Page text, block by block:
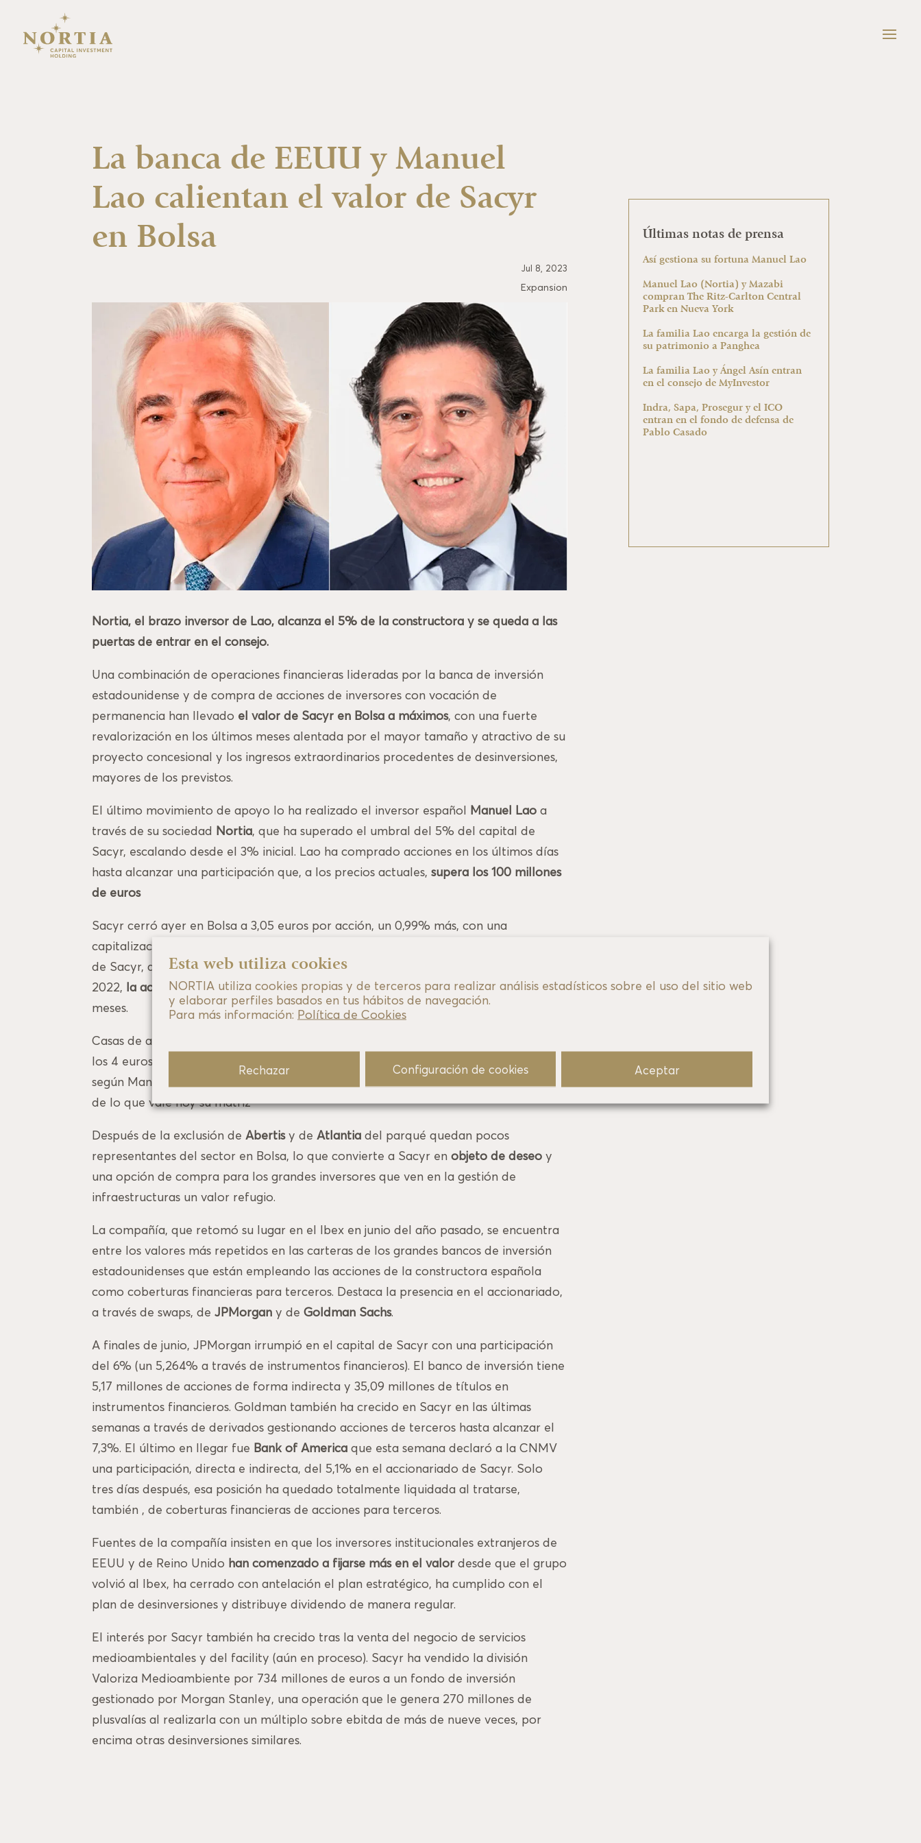
La banca de EEUU y Manuel
Lao calientan el valor de Sacyr
en Bolsa
Jul 8, 2023
Expansion
Nortia, el brazo inversor de Lao, alcanza el 5% de la constructora y se queda a las
puertas de entrar en el consejo.
Una combinación de operaciones financieras lideradas por la banca de inversión
estadounidense y de compra de acciones de inversores con vocación de
permanencia han llevado el valor de Sacyr en Bolsa a máximos, con una fuerte
revalorización en los últimos meses alentada por el mayor tamaño y atractivo de su
proyecto concesional y los ingresos extraordinarios procedentes de desinversiones,
mayores de los previstos.
El último movimiento de apoyo lo ha realizado el inversor español Manuel Lao a
través de su sociedad Nortia, que ha superado el umbral del 5% del capital de
Sacyr, escalando desde el 3% inicial. Lao ha comprado acciones en los últimos días
hasta alcanzar una participación que, a los precios actuales,supera los 100 millones
de euros
Sacyr cerró ayer en Bolsa a 3,05 euros por acción, un 0,99% más, con una
capitalización de 2.089 millones de euros. Desde que
de Sacyr, anunció el plan de desinversiones parcialmente ejecutado, en octubre de
2022, la acción se ha revalorizado un 50%. Hoy vale un euro más que hace 10
meses.
Casas de análisis como CaixaBank sitúan el precio objetivo de Sacyr por encima de
los 4 euros por acción, fruto del potencial de su división de concesiones cuyo valor,
según Manrique, alcanzará los 3.700 millones de euros en 2025, 1.700 millones más
de lo que vale hoy su matriz
Después de la exclusión deAbertisy deAtlantia del parqué quedan pocos
representantes del sector en Bolsa, lo que convierte a Sacyr enobjeto de deseo y
una opción de compra para los grandes inversores que ven en la gestión de
infraestructuras un valor refugio.
La compañía, que retomó su lugar en el Ibex en junio del año pasado, se encuentra
entre los valores más repetidos en las carteras de los grandes bancos de inversión
estadounidenses que están empleando las acciones de la constructora española
como coberturas financieras para terceros. Destaca la presencia en el accionariado,
a través de swaps, deJPMorgan y deGoldman Sachs.
A finales de junio, JPMorgan irrumpió en el capital de Sacyr con una participación
del 6% (un 5,264% a través de instrumentos financieros). El banco de inversión tiene
5,17 millones de acciones de forma indirecta y 35,09 millones de títulos en
instrumentos financieros. Goldman también ha crecido en Sacyr en las últimas
semanas a través de derivados gestionando acciones de terceros hasta alcanzar el
7,3%. El último en llegar fue Bank of America que esta semana declaró a la CNMV
una participación, directa e indirecta, del 5,1% en el accionariado de Sacyr. Solo
tres días después, esa posición ha quedado totalmente liquidada al tratarse,
también , de coberturas financieras de acciones para terceros.
Fuentes de la compañía insisten en que los inversores institucionales extranjeros de
EEUU y de Reino Unido han comenzado a fijarse más en el valor desde que el grupo
volvió al Ibex, ha cerrado con antelación el plan estratégico, ha cumplido con el
plan de desinversiones y distribuye dividendo de manera regular.
El interés por Sacyr también ha crecido tras la venta del negocio de servicios
medioambientales y del facility (aún en proceso). Sacyr ha vendido la división
Valoriza Medioambiente por 734 millones de euros a un fondo de inversión
gestionado por Morgan Stanley, una operación que le genera 270 millones de
plusvalías al realizarla con un múltiplo sobre ebitda de más de nueve veces, por
encima otras desinversiones similares.
Últimas notas de prensa
Así gestiona su fortuna Manuel Lao
Manuel Lao (Nortia) y Mazabi
compran The Ritz-Carlton Central
Park en Nueva York
La familia Lao encarga la gestión de
su patrimonio a Panghea
La familia Lao y Ángel Asín entran
en el consejo de MyInvestor
Indra, Sapa, Prosegur y el ICO
entran en el fondo de defensa de
Pablo Casado
Esta web utiliza cookies
NORTIA utiliza cookies propias y de terceros para realizar análisis estadísticos sobre el uso del sitio web
y elaborar perfiles basados en tus hábitos de navegación.
Para más información: Política de Cookies
Rechazar Configuración de cookies Aceptar